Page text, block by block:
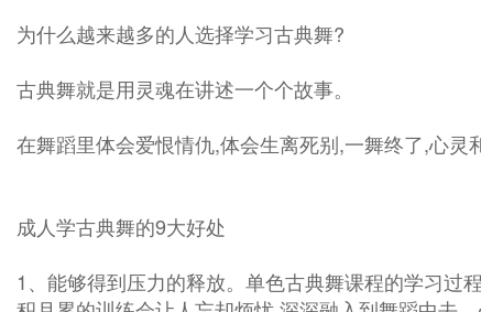
为什么越来越多的人选择学习古典舞?
古典舞就是用灵魂在讲述一个个故事。
在舞蹈里体会爱恨情仇,体会生离死别,一舞终了,心灵
成人学古典舞的9大好处
1、能够得到压力的释放。单色古典舞课程的学习过